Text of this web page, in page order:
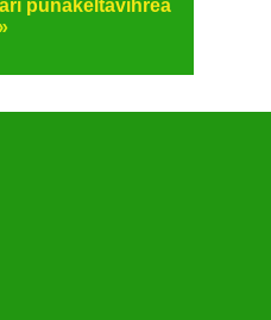
punakeltavihreä